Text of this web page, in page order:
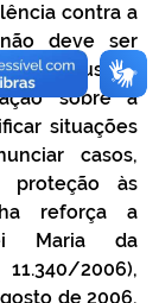
contra a
deve ser
buscou
sobre a
situações
casos,
proteção às
reforça a
Maria da
2006),
de 2006,